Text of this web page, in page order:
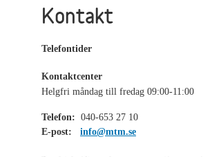
Kontakt
Telefontider
Kontaktcenter
Helgfri måndag till fredag 09:00-11:00
Telefon: 040-653 27 10
E-post:
info@mtm.se